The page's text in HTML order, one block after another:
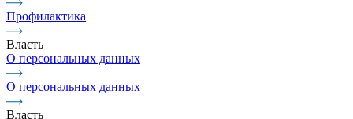
Профилактика
Власть
О персональных данных
О персональных данных
Власть